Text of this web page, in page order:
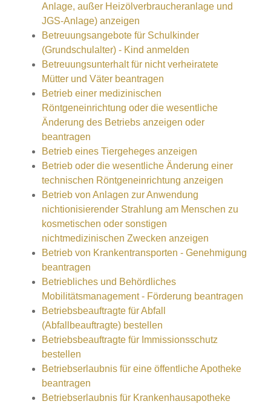
Anlage, außer Heizölverbraucheranlage und
JGS-Anlage) anzeigen
Betreuungsangebote für Schulkinder
(Grundschulalter) - Kind anmelden
Betreuungsunterhalt für nicht verheiratete
Mütter und Väter beantragen
Betrieb einer medizinischen
Röntgeneinrichtung oder die wesentliche
Änderung des Betriebs anzeigen oder
beantragen
Betrieb eines Tiergeheges anzeigen
Betrieb oder die wesentliche Änderung einer
technischen Röntgeneinrichtung anzeigen
Betrieb von Anlagen zur Anwendung
nichtionisierender Strahlung am Menschen zu
kosmetischen oder sonstigen
nichtmedizinischen Zwecken anzeigen
Betrieb von Krankentransporten - Genehmigung
beantragen
Betriebliches und Behördliches
Mobilitätsmanagement - Förderung beantragen
Betriebsbeauftragte für Abfall
(Abfallbeauftragte) bestellen
Betriebsbeauftragte für Immissionsschutz
bestellen
Betriebserlaubnis für eine öffentliche Apotheke
beantragen
Betriebserlaubnis für Krankenhausapotheke